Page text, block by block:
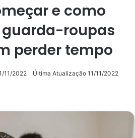
e como
guarda-roupas
perder tempo
11/2022 Última Atualização 11/11/2022